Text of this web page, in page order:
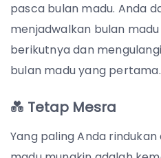
pasca bulan madu. Anda
menjadwalkan bulan
berikutnya dan
bulan madu yang pertama.
💑 Tetap Mesra
Yang paling Anda